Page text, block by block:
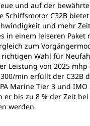
und auf der
Schiffsmotor C32B
und mehr
in einem leiseren Paket
zum
richtigen Wahl für
Leistung von 2025 mhp
min erfüllt der C32B
Marine Tier 3 und
er bis zu 8 % der Zeit
werden.